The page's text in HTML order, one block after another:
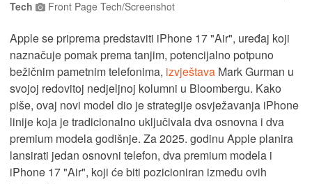
Tech
Front Page Tech/Screenshot
Apple se priprema predstaviti iPhone 17 "Air", uređaj koji
naznačuje pomak prema tanjim, potencijalno potpuno
bežičnim pametnim telefonima, izvještava Mark Gurman u
svojoj redovitoj nedjeljnoj kolumni u Bloombergu. Kako
piše, ovaj novi model dio je strategije osvježavanja iPhone
linije koja je tradicionalno uključivala dva osnovna i dva
premium modela godišnje. Za 2025. godinu Apple planira
lansirati jedan osnovni telefon, dva premium modela i
iPhone 17 "Air", koji će biti pozicioniran između ovih